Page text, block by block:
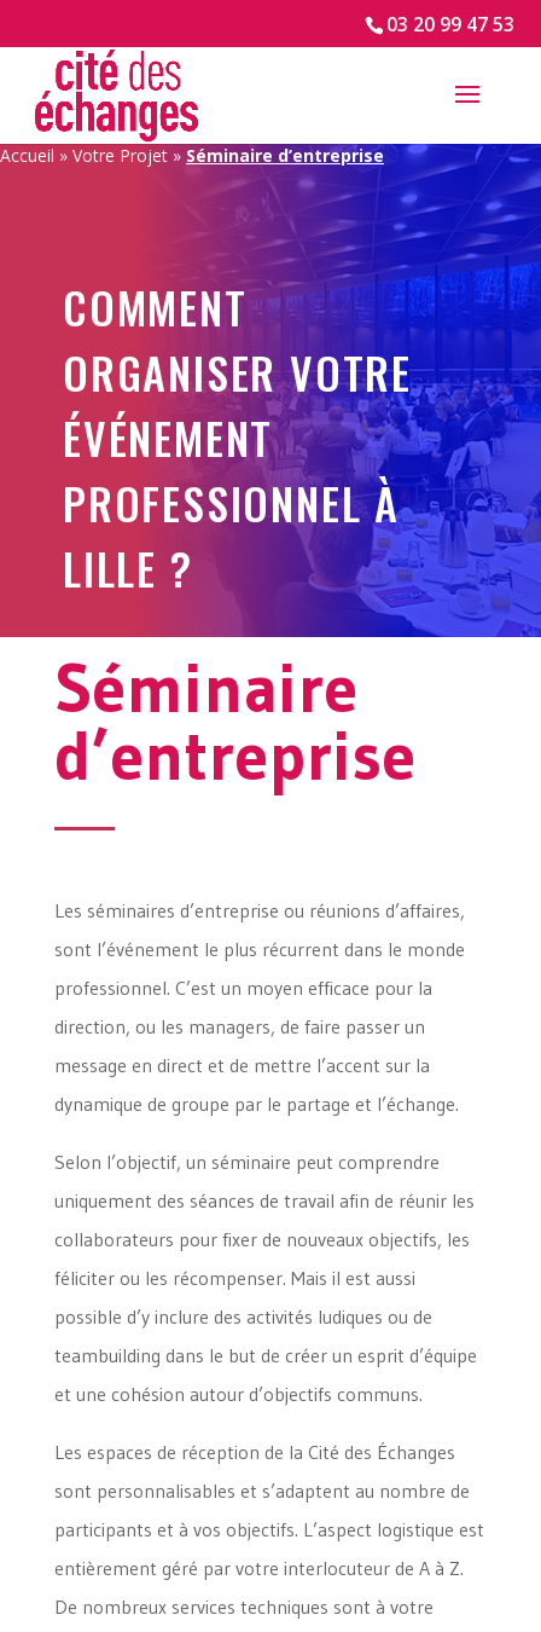
03 20 99 47 53
Accueil » Votre Projet » Séminaire d’entreprise
COMMENT
ORGANISER VOTRE
ÉVÉNEMENT
PROFESSIONNEL À
LILLE ?
Séminaire
d’entreprise
Les séminaires d’entreprise ou réunions d’affaires,
sont l’événement le plus récurrent dans le monde
professionnel. C’est un moyen efficace pour la
direction, ou les managers, de faire passer un
message en direct et de mettre l’accent sur la
dynamique de groupe par le partage et l’échange.
Selon l’objectif, un séminaire peut comprendre
uniquement des séances de travail afin de réunir les
collaborateurs pour fixer de nouveaux objectifs, les
féliciter ou les récompenser. Mais il est aussi
possible d’y inclure des activités ludiques ou de
teambuilding dans le but de créer un esprit d’équipe
et une cohésion autour d’objectifs communs.
Les espaces de réception de la Cité des Échanges
sont personnalisables et s’adaptent au nombre de
participants et à vos objectifs. L’aspect logistique est
entièrement géré par votre interlocuteur de A à Z.
De nombreux services techniques sont à votre